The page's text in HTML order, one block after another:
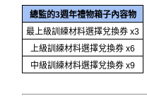
總監的3週年禮物箱子內容物
最上級訓練材料選擇兌換券 x3
上級訓練材料選擇兌換券 x6
中級訓練材料選擇兌換券 x9